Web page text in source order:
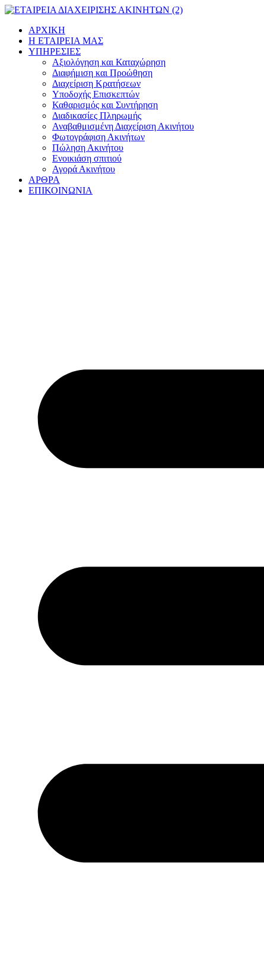
Μετάβαση
περιεχόμενο
ΑΡΧΙΚΗ
Η ΕΤΑΙΡΕΙΑ ΜΑΣ
ΥΠΗΡΕΣΙΕΣ
Αξιολόγηση και Καταχώρηση
Διαφήμιση και Προώθηση
Διαχείριση Κρατήσεων
Υποδοχής Επισκεπτών
Καθαρισμός και Συντήρηση
Διαδικασίες Πληρωμής
Αναβαθμισμένη Διαχείριση Ακινήτου
Φωτογράφιση Ακινήτων
Πώληση Ακινήτου
Ενοικιάση σπιτιού
Αγορά Ακινήτου
ΑΡΘΡΑ
ΕΠΙΚΟΙΝΩΝΙΑ